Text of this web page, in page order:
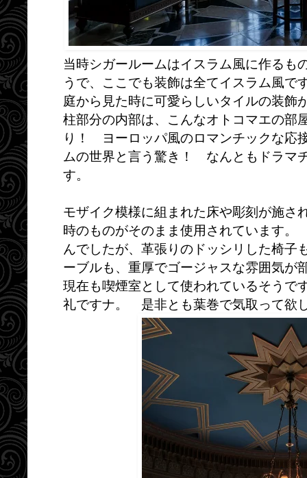
当時シガールームはイスラム風に作るも
うで、ここでも装飾は全てイスラム風で
庭から見た時に可愛らしいタイルの装飾
柱部分の内部は、こんなオトコマエの部
り！ ヨーロッパ風のロマンチックな応
ムの世界と言う驚き！ なんともドラマ
す。
モザイク模様に組まれた床や彫刻が施さ
時のものがそのまま使用されています
んでしたが、革張りのドッシリした椅子
ーブルも、重厚でゴージャスな雰囲気が
現在も喫煙室として使われているそうで
礼ですナ。 是非とも葉巻で気取って欲